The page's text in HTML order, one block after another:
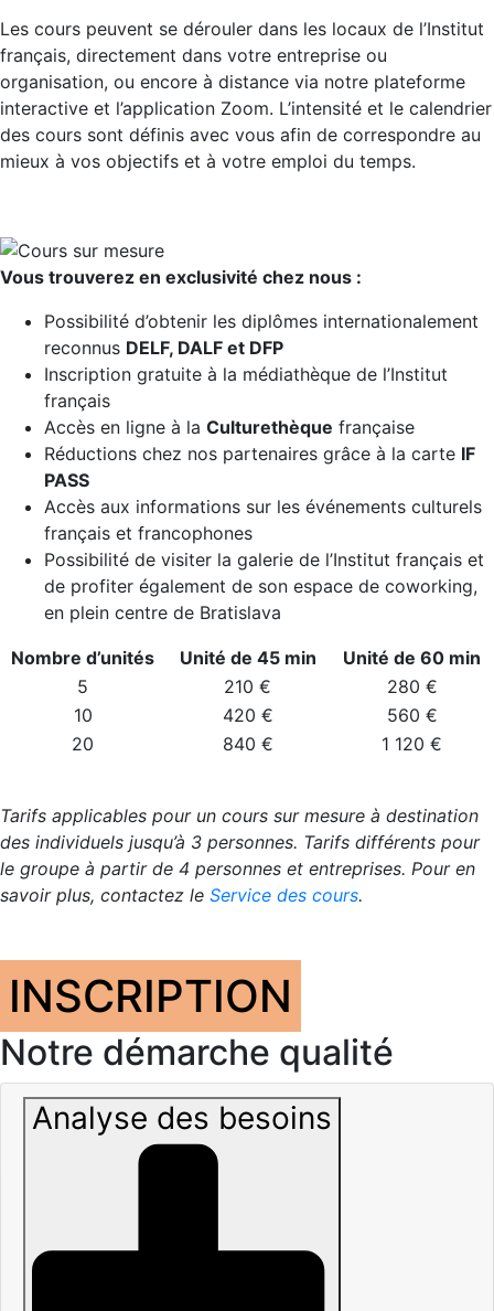
Les cours peuvent se dérouler dans les locaux de l’Institut
français, directement dans votre entreprise ou
organisation, ou encore à distance via notre plateforme
interactive et l’application Zoom. L’intensité et le calendrier
des cours sont définis avec vous afin de correspondre au
mieux à vos objectifs et à votre emploi du temps.
Vous trouverez en exclusivité chez nous :
Possibilité d’obtenir les diplômes internationalement
reconnus DELF, DALF et DFP
Inscription gratuite à la médiathèque de l’Institut
français
Accès en ligne à la Culturethèque française
Réductions chez nos partenaires grâce à la carte IF
PASS
Accès aux informations sur les événements culturels
français et francophones
Possibilité de visiter la galerie de l’Institut français et
de profiter également de son espace de coworking,
en plein centre de Bratislava
Nombre d’unités Unité de 45 min
Unité de 60 min
5
210 €
280 €
10
420 €
560 €
20
840 € 1 120 €
Tarifs applicables pour un cours sur mesure à destination
des individuels jusqu’à 3 personnes. Tarifs différents pour
le groupe à partir de 4 personnes et entreprises. Pour en
savoir plus, contactez le Service des cours.
INSCRIPTION
Notre démarche qualité
Analyse des besoins